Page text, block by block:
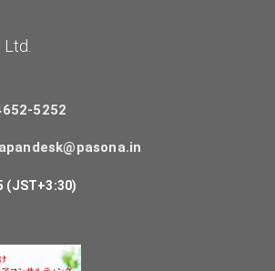
5252
(JST+3:30)